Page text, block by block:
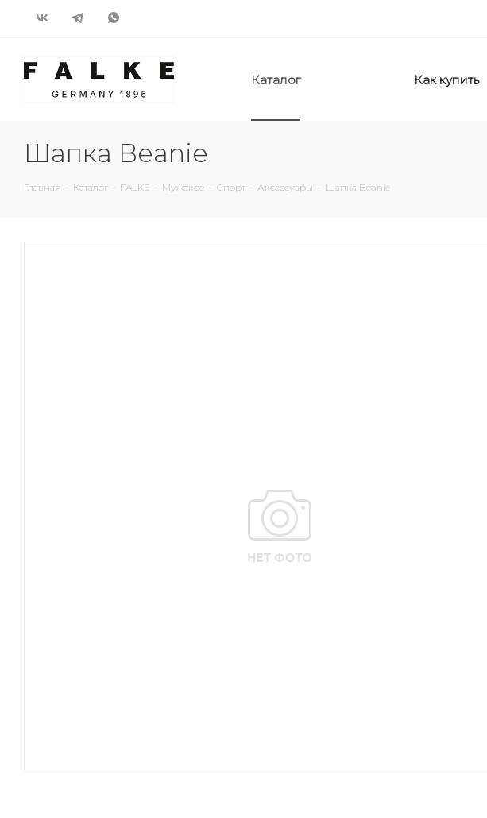
Каталог Как купить
Шапка Beanie
Главная - Каталог - FALKE - Мужское - Спорт - Аксессуары - Шапка Beanie